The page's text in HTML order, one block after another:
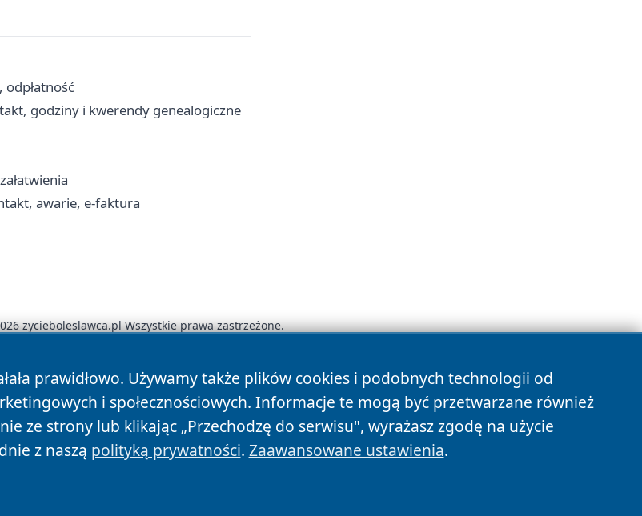
godziny i kwerendy genealogiczne
awarie, e-faktura
prawidłowo. Używamy także plików cookies i podobnych technologii od
i społecznościowych. Informacje te mogą być przetwarzane również
ze strony lub klikając „Przechodzę do serwisu", wyrażasz zgodę na użycie
z naszą polityką prywatności. Zaawansowane ustawienia.
zycieboleslawca.pl Wszystkie prawa zastrzeżone.
Polityka Prywatności Polityka Cookies